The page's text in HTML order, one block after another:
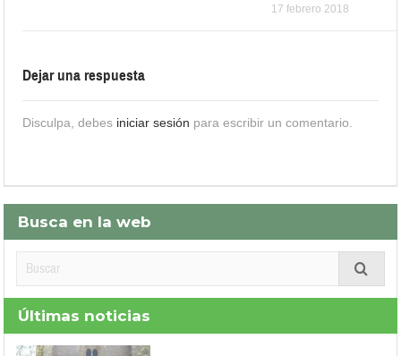
17 febrero 2018
Dejar una respuesta
Disculpa, debes iniciar sesión para escribir un comentario.
Busca en la web
Últimas noticias